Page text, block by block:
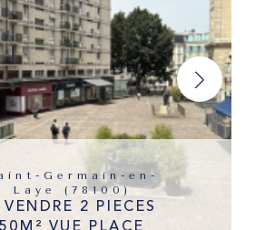
Laye (78100)
2 PIECES